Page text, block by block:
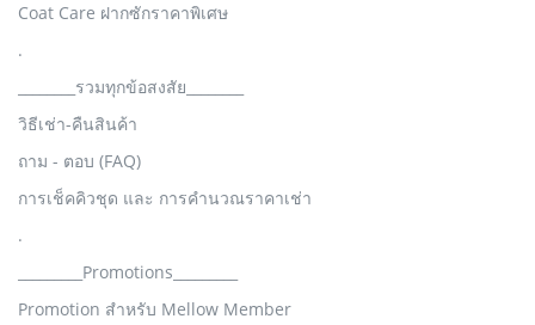
Coat Care ฝากซักราคาพิเศษ
.
________รวมทุกข้อสงสัย________
วิธีเช่า-คืนสินค้า
ถาม - ตอบ (FAQ)
การเช็คคิวชุด และ การคำนวณราคาเช่า
.
_________Promotions_________
Promotion สำหรับ Mellow Member